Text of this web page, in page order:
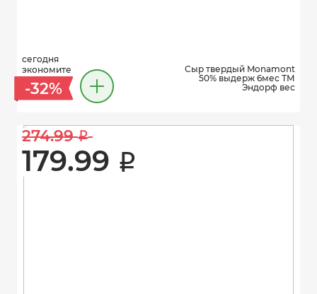
сегодня
экономите
-32%
Сыр твердый Monamont
50% выдерж 6мес ТМ
Эндорф вес
274.99 i
179.99 i